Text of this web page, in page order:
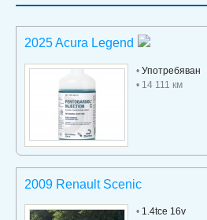
2025 Acura Legend
• Употребяван
• 14 111 км
2009 Renault Scenic
• 1.4tce 16v